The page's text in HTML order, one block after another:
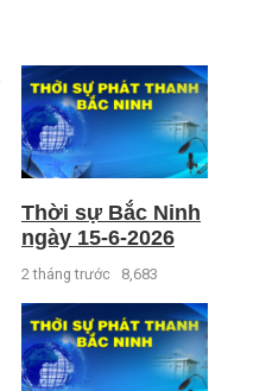
Thời sự Bắc Ninh
ngày 15-6-2026
2 tháng trước 8,683